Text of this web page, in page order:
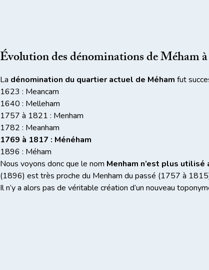
Évolution des dénominations de Méham
La dénomination du quartier actuel de Méham fut
1623 : Meancam
1640 : Melleham
1757 à 1821 : Menham
1782 : Meanham
1769 à 1817 : Ménéham
1896 : Méham
Nous voyons donc que le nom Menham n’est plus
(1896) est très proche du Menham du passé (1757 à
Il n’y a alors pas de véritable création d’un nouveau